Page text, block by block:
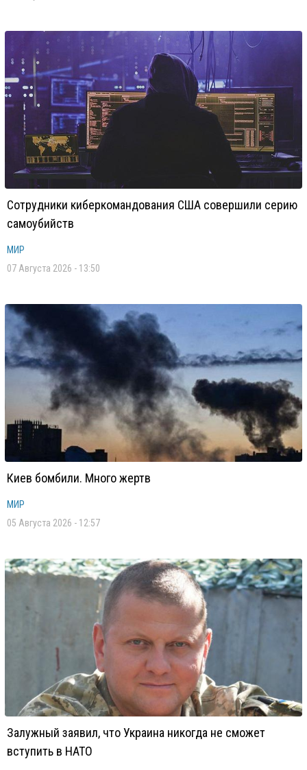
Сотрудники киберкомандования США совершили серию
самоубийств
МИР
07 Августа 2026 - 13:50
Киев бомбили. Много жертв
МИР
05 Августа 2026 - 12:57
Залужный заявил, что Украина никогда не сможет
вступить в НАТО